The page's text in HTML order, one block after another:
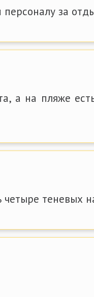
за
а на пляже
теневых